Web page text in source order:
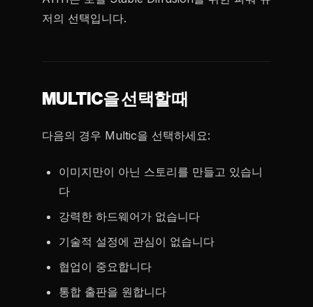
저의 선택입니다.
MULTIC을 선택할 때
다음의 경우 Multic을 선택하세요:
이미지만이 아닌 스토리를 만들고 있습니
다
강력한 하드웨어가 없습니다
기술적 설정에 관심이 없습니다
협업이 중요합니다
통합 출판을 원합니다